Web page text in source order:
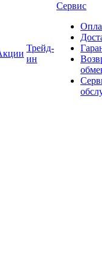
Трейд-
ин
Сервис